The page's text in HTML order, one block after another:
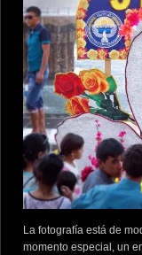
La fotografía está de
momento especial, un